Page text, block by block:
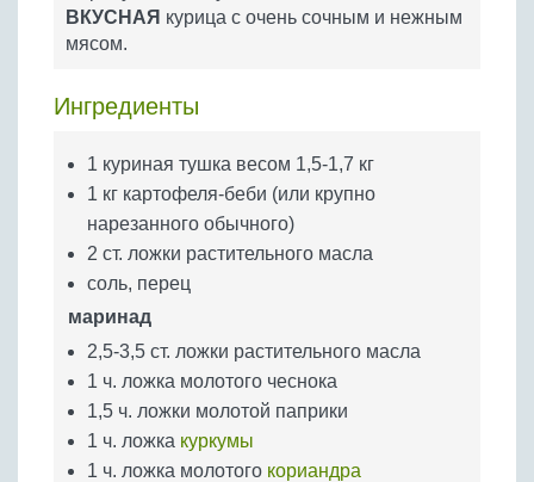
Бобовые
Яйца
ВКУСНАЯ курица с очень сочным и нежным
мясом.
Ингредиенты
1 куриная тушка весом 1,5-1,7 кг
1 кг картофеля-беби (или крупно
нарезанного обычного)
2 ст. ложки растительного масла
соль, перец
маринад
2,5-3,5 ст. ложки растительного масла
1 ч. ложка молотого чеснока
1,5 ч. ложки молотой паприки
1 ч. ложка куркумы
1 ч. ложка молотого кориандра